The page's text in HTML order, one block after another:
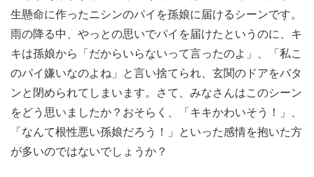
生懸命に作ったニシンのパイを孫娘に届けるシーンです。
雨の降る中、やっとの思いでパイを届けたというのに、キ
キは孫娘から「だからいらないって言ったのよ」、「私こ
のパイ嫌いなのよね」と言い捨てられ、玄関のドアをバタ
ンと閉められてしまいます。さて、みなさんはこのシーン
をどう思いましたか？おそらく、「キキかわいそう！」、
「なんて根性悪い孫娘だろう！」といった感情を抱いた方
が多いのではないでしょうか？